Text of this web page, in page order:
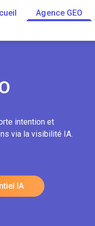
Agence GEO
intention et
via la visibilité IA.
IA